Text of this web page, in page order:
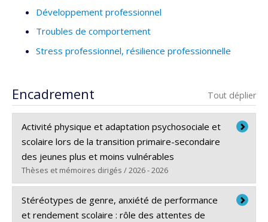
Développement professionnel
Troubles de comportement
Stress professionnel, résilience professionnelle
Encadrement Tout déplier
Activité physique et adaptation psychosociale et
scolaire lors de la transition primaire-secondaire
des jeunes plus et moins vulnérables
Thèses et mémoires dirigés / 2026 - 2026
Diplômé(e) : Alawie, Fatima
Cycle :Doctorat
Stéréotypes de genre, anxiété de performance
et rendement scolaire : rôle des attentes de